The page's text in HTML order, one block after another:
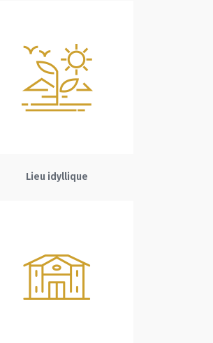
Lieu idyllique